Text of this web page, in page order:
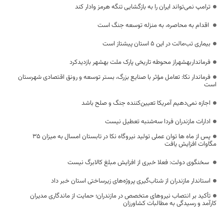
ترامپ نمی‌تواند ایران را به بازگشایی تنگه هرمز وادار کند
اقدام به محاصره، به منزله توسعه جنگ است
بیماری تب‌مالت در این ۵ استان پیشتاز است
فرمانداربهشهراز محوطه تاریخی پارک ملت بهشهر بازدیدکرد
فرماندار نکا: تعامل مؤثر با صنایع بزرگ، بستر توسعه و رونق اقتصادی شهرستان
است
اجازه نمی‌دهیم آمریکا تعیین‌کننده جنگ و صلح باشد
ادارات مازندران فردا سه‌شنبه تعطیل نیست
پس از ماه ها توان عملی تولید نیروگاه نکا در تابستان امسال به میزان ۳۵
مگاوات افزایش یافت
سخنگوی دولت: فعلا خبری از افزایش مبلغ کالابرگ نیست
استاندار مازندران از شتاب‌گیری پروژه‌های زیرساختی استان خبر داد
تأکید بر انتصاب نیروهای متخصص در مازندران؛ حمایت از ماندگاری مدیران
کارآمد و رسیدگی به مطالبات کشاورزان